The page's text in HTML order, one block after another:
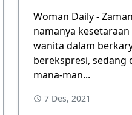
Woman Daily -
namanya
wanita dalam
berekspresi, sedang
mana-man...
7 Des, 2021